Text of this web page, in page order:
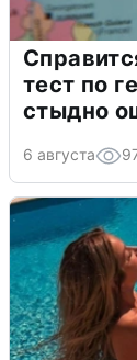
тест по
стыдно
6 августа